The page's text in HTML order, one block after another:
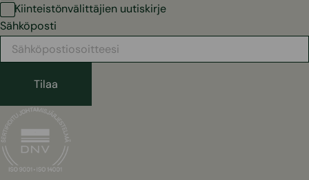
Kiinteistönvälittäjien uutiskirje
Sähköposti